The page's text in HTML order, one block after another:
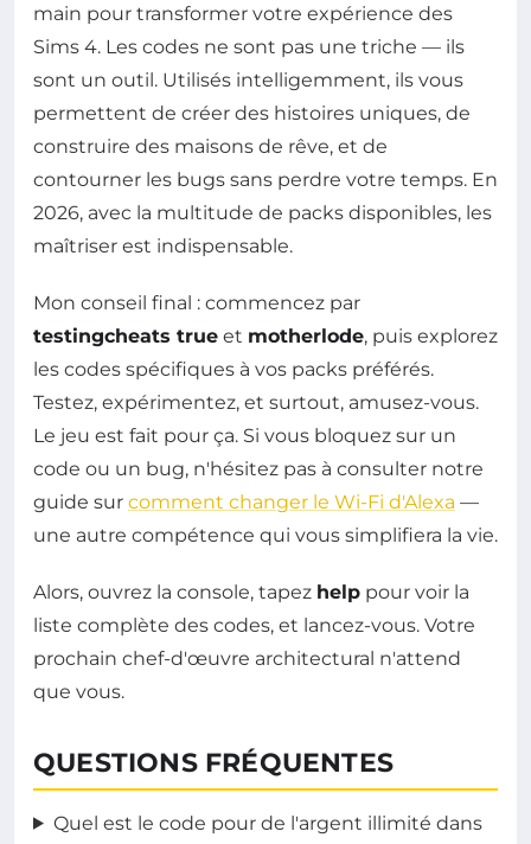
main pour transformer votre expérience des
Sims 4. Les codes ne sont pas une triche — ils
sont un outil. Utilisés intelligemment, ils vous
permettent de créer des histoires uniques, de
construire des maisons de rêve, et de
contourner les bugs sans perdre votre temps. En
2026, avec la multitude de packs disponibles, les
maîtriser est indispensable.
Mon conseil final : commencez par
testingcheats true et motherlode, puis explorez
les codes spécifiques à vos packs préférés.
Testez, expérimentez, et surtout, amusez-vous.
Le jeu est fait pour ça. Si vous bloquez sur un
code ou un bug, n'hésitez pas à consulter notre
guide sur comment changer le Wi-Fi d'Alexa —
une autre compétence qui vous simplifiera la vie.
Alors, ouvrez la console, tapez help pour voir la
liste complète des codes, et lancez-vous. Votre
prochain chef-d'œuvre architectural n'attend
que vous.
QUESTIONS FRÉQUENTES
Quel est le code pour de l'argent illimité dans